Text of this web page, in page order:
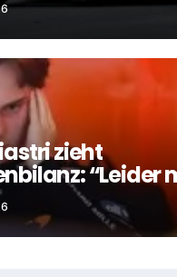
zieht
“Leider
Höhen”